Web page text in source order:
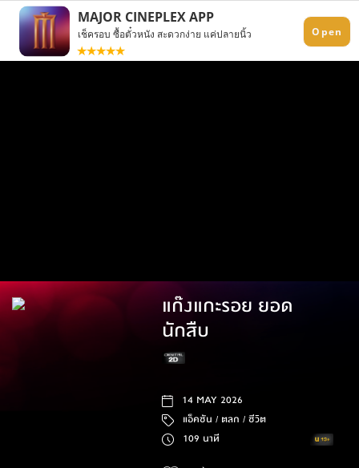
แก๊งแกะรอย ยอด
นักสืบ
14 MAY 2026
แอ็คชัน / ตลก /ชีวิต
109 นาที